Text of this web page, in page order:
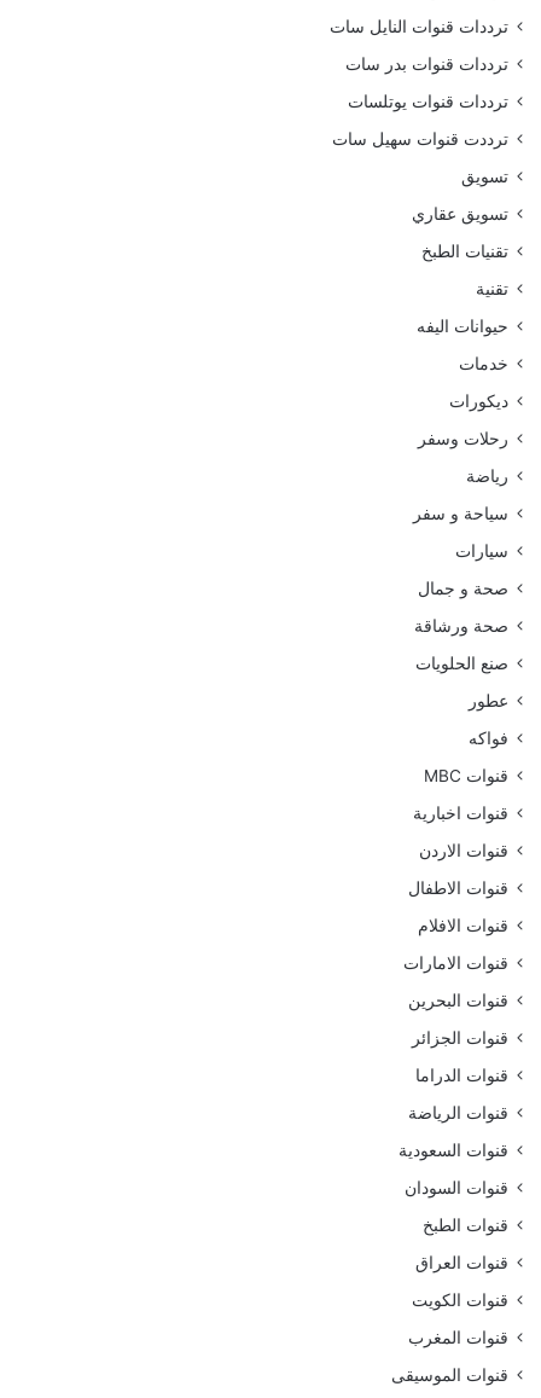
ترددات قنوات النايل سات
ترددات قنوات بدر سات
ترددات قنوات يوتلسات
ترددت قنوات سهيل سات
تسويق
تسويق عقاري
تقنيات الطبخ
تقنية
حيوانات اليفه
خدمات
ديكورات
رحلات وسفر
رياضة
سياحة و سفر
سيارات
صحة و جمال
صحة ورشاقة
صنع الحلويات
عطور
فواكه
قنوات MBC
قنوات اخبارية
قنوات الاردن
قنوات الاطفال
قنوات الافلام
قنوات الامارات
قنوات البحرين
قنوات الجزائر
قنوات الدراما
قنوات الرياضة
قنوات السعودية
قنوات السودان
قنوات الطبخ
قنوات العراق
قنوات الكويت
قنوات المغرب
قنوات الموسيقى